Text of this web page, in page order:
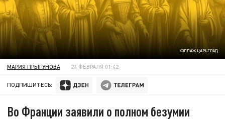
КОЛЛАЖ ЦАРЬГРАД
МАРИЯ ПРЫГУНОВА 24 ФЕВРАЛЯ 01:42
ПОДПИШИТЕСЬ:
Во Франции заявили о полном безумии